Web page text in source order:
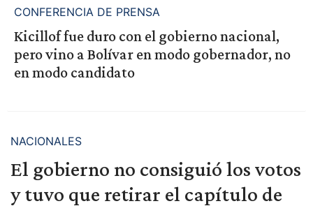
CONFERENCIA DE PRENSA
Kicillof fue duro con el gobierno nacional,
pero vino a Bolívar en modo gobernador, no
en modo candidato
NACIONALES
El gobierno no consiguió los votos
y tuvo que retirar el capítulo de